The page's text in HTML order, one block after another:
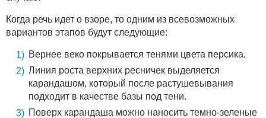
Когда речь идет о взоре, то одним из всевозможных
вариантов этапов будут следующие:
Вернее веко покрывается тенями цвета персика.
Линия роста верхних ресничек выделяется
карандашом, который после растушевывания
подходит в качестве базы под тени.
Поверх карандаша можно наносить темно-зеленые